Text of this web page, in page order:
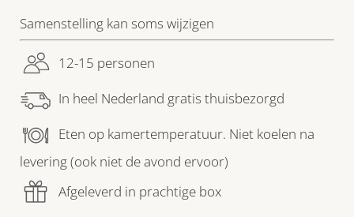
Samenstelling kan soms wijzigen
12-15 personen
In heel Nederland gratis thuisbezorgd
Eten op kamertemperatuur. Niet koelen na
levering (ook niet de avond ervoor)
Afgeleverd in prachtige box